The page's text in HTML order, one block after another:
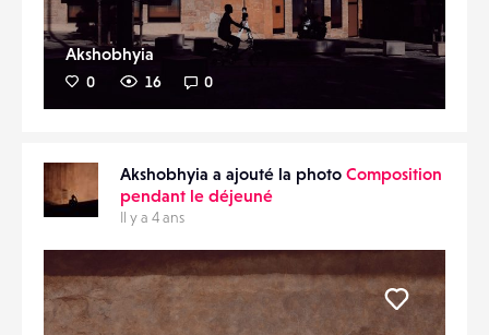
Akshobhyia
0 16 0
Akshobhyia a ajouté la photo Composition
pendant le déjeuné
Il y a 4 ans